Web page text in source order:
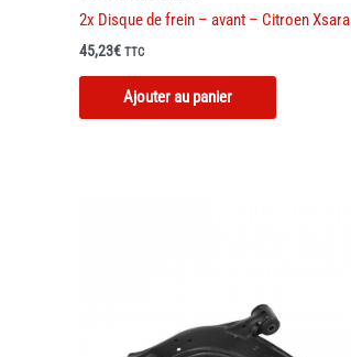
2x Disque de frein – avant – Citroen Xsara
45,23€ TTC
Ajouter au panier